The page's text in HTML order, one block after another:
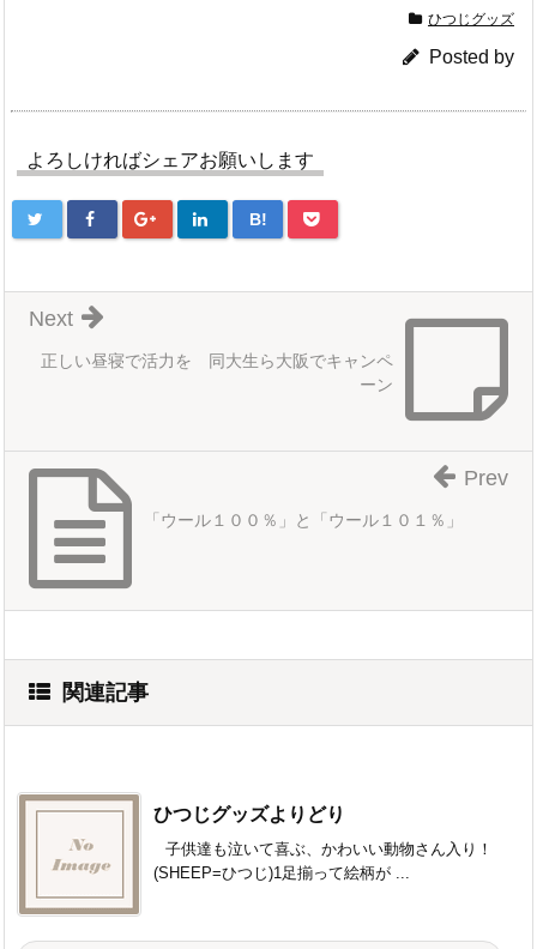
ひつじグッズ
Posted by
よろしければシェアお願いします
B!
正しい昼寝で活力を 同大生ら大阪でキャンペ
ーン
Next
「ウール１００％」と「ウール１０１％」
Prev
関連記事
ひつじグッズよりどり
子供達も泣いて喜ぶ、かわいい動物さん入り！
(SHEEP=ひつじ)1足揃って絵柄が ...